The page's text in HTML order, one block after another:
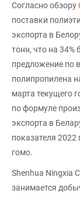
Согласно обзору
поставки
экспорта в
тонн, что на
предложение по
полипропилена
марта текущего
по формуле
экспорта в
показателя
гомо.
Shenhua Ningxia
занимается